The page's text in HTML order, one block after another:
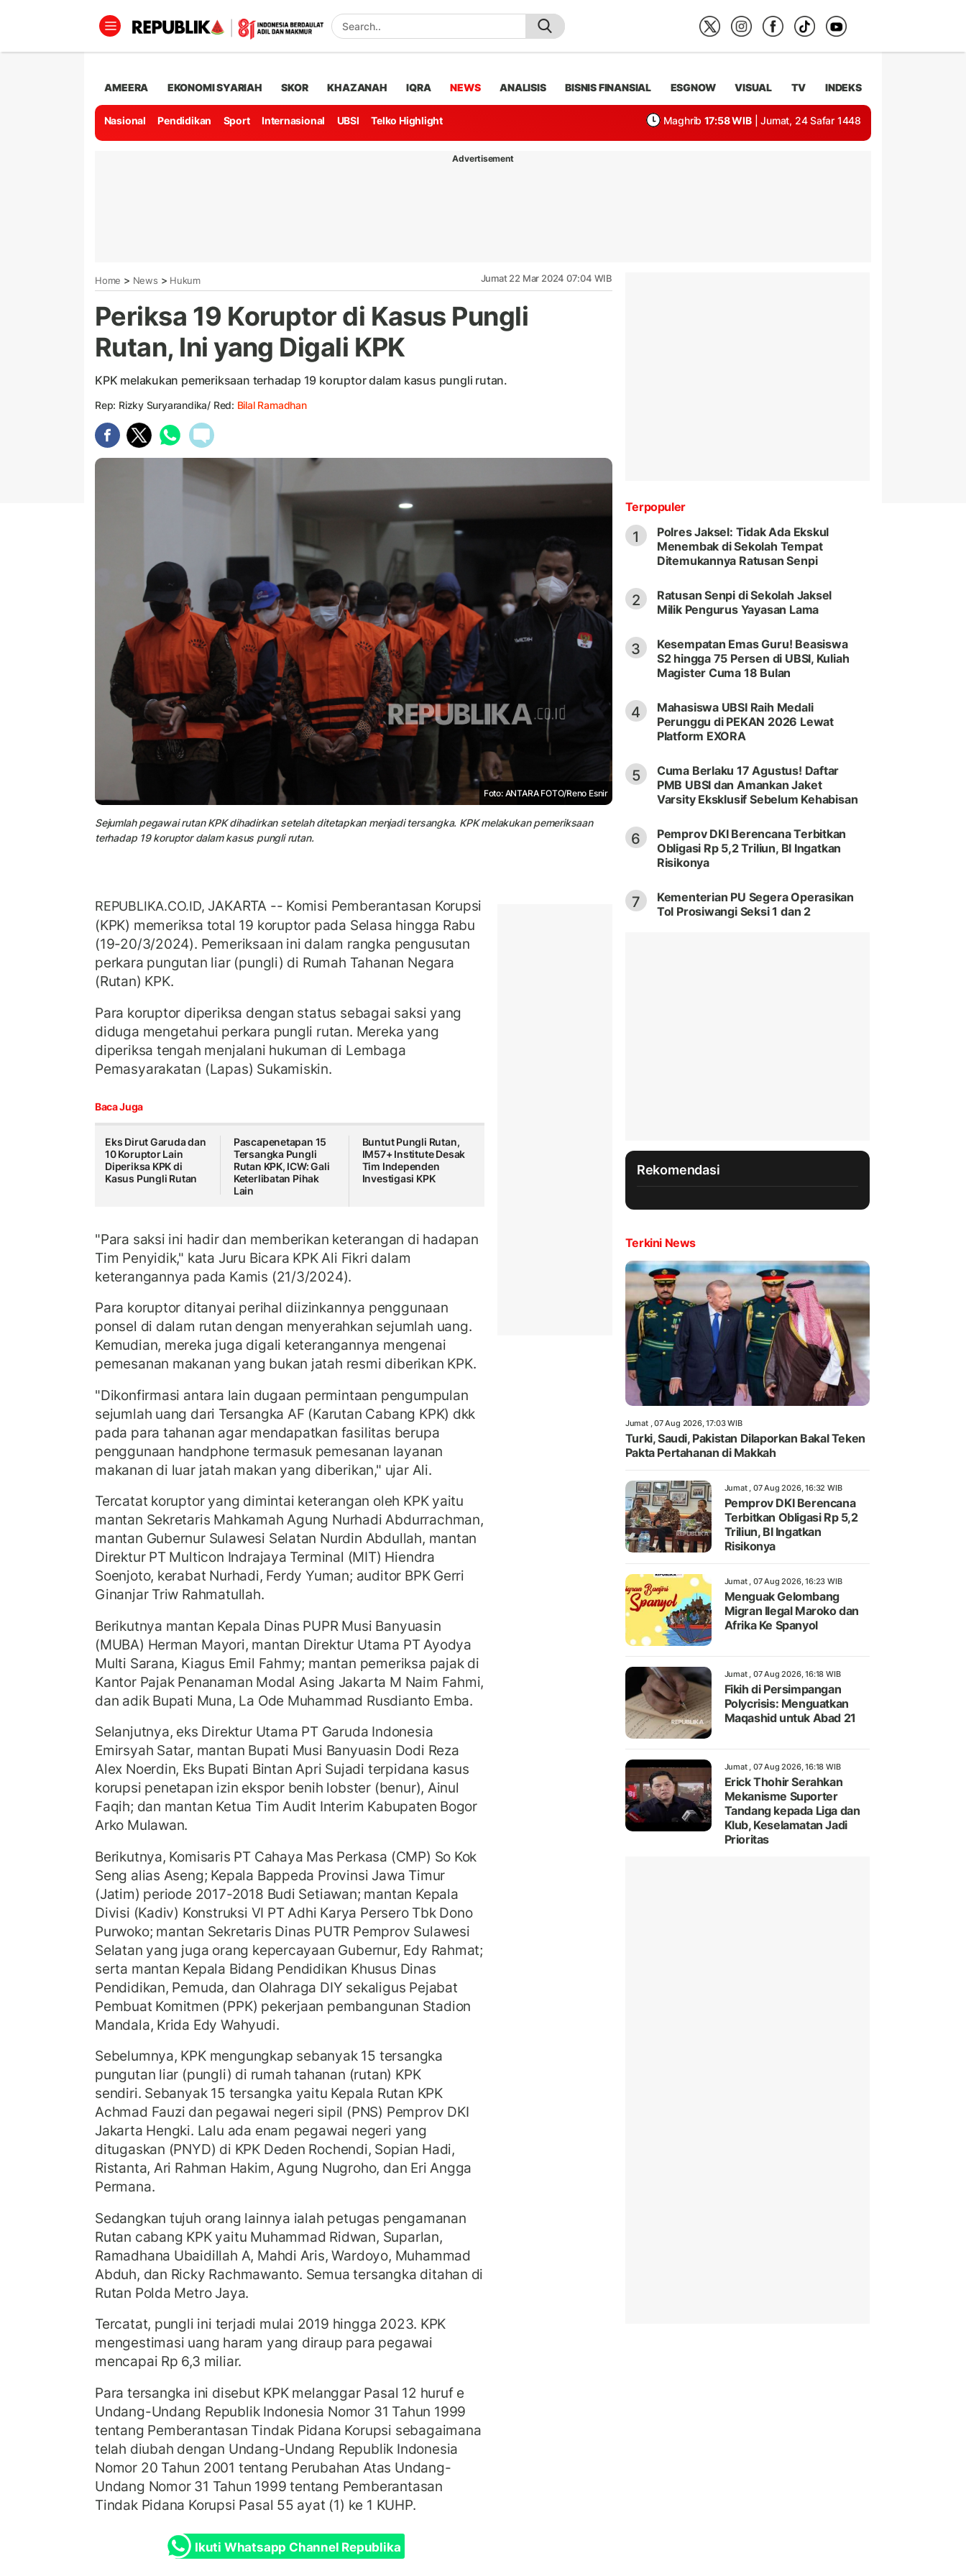
AMEERA EKONOMI SYARIAH SKOR KHAZANAH IQRA NEWS ANALISIS BISNIS FINANSIAL ESGNOW VISUAL TV INDEKS
Nasional Pendidikan Sport Internasional UBSI Telko Highlight Maghrib 17:58 WIB | Jumat, 24 Safar 1448
Advertisement
Home > News > Hukum Jumat 22 Mar 2024 07:04 WIB
Periksa 19 Koruptor di Kasus Pungli
Rutan, Ini yang Digali KPK
KPK melakukan pemeriksaan terhadap 19 koruptor dalam kasus pungli rutan.
Rep: Rizky Suryarandika/ Red: Bilal Ramadhan
Foto: ANTARA FOTO/Reno Esnir
Sejumlah pegawai rutan KPK dihadirkan setelah ditetapkan menjadi tersangka. KPK melakukan pemeriksaan
terhadap 19 koruptor dalam kasus pungli rutan.
REPUBLIKA.CO.ID,JAKARTA -- Komisi Pemberantasan Korupsi
(KPK) memeriksa total 19 koruptor pada Selasa hingga Rabu
(19-20/3/2024). Pemeriksaan ini dalam rangka pengusutan
perkara pungutan liar (pungli) di Rumah Tahanan Negara
(Rutan) KPK.
Para koruptor diperiksa dengan status sebagai saksi yang
diduga mengetahui perkara pungli rutan. Mereka yang
diperiksa tengah menjalani hukuman di Lembaga
Pemasyarakatan (Lapas) Sukamiskin.
Baca Juga
Eks Dirut Garuda dan
10 Koruptor Lain
Diperiksa KPK di
Kasus Pungli Rutan
Pascapenetapan 15
Tersangka Pungli
Rutan KPK, ICW: Gali
Keterlibatan Pihak
Lain
Buntut Pungli Rutan,
IM57+ Institute Desak
Tim Independen
Investigasi KPK
"Para saksi ini hadir dan memberikan keterangan di hadapan
Tim Penyidik," kata Juru Bicara KPK Ali Fikri dalam
keterangannya pada Kamis (21/3/2024).
Para koruptor ditanyai perihal diizinkannya penggunaan
ponsel di dalam rutan dengan menyerahkan sejumlah uang.
Kemudian, mereka juga digali keterangannya mengenai
pemesanan makanan yang bukan jatah resmi diberikan KPK.
"Dikonfirmasi antara lain dugaan permintaan pengumpulan
sejumlah uang dari Tersangka AF (Karutan Cabang KPK) dkk
pada para tahanan agar mendapatkan fasilitas berupa
penggunaan handphone termasuk pemesanan layanan
makanan di luar jatah makan yang diberikan," ujar Ali.
Tercatat koruptor yang dimintai keterangan oleh KPK yaitu
mantan Sekretaris Mahkamah Agung Nurhadi Abdurrachman,
mantan Gubernur Sulawesi Selatan Nurdin Abdullah, mantan
Direktur PT Multicon Indrajaya Terminal (MIT) Hiendra
Soenjoto, kerabat Nurhadi, Ferdy Yuman; auditor BPK Gerri
Ginanjar Triw Rahmatullah.
Berikutnya mantan Kepala Dinas PUPR Musi Banyuasin
(MUBA) Herman Mayori, mantan Direktur Utama PT Ayodya
Multi Sarana, Kiagus Emil Fahmy; mantan pemeriksa pajak di
Kantor Pajak Penanaman Modal Asing Jakarta M Naim Fahmi,
dan adik Bupati Muna, La Ode Muhammad Rusdianto Emba.
Selanjutnya, eks Direktur Utama PT Garuda Indonesia
Emirsyah Satar, mantan Bupati Musi Banyuasin Dodi Reza
Alex Noerdin, Eks Bupati Bintan Apri Sujadi terpidana kasus
korupsi penetapan izin ekspor benih lobster (benur), Ainul
Faqih; dan mantan Ketua Tim Audit Interim Kabupaten Bogor
Arko Mulawan.
Berikutnya, Komisaris PT Cahaya Mas Perkasa (CMP) So Kok
Seng alias Aseng; Kepala Bappeda Provinsi Jawa Timur
(Jatim) periode 2017-2018 Budi Setiawan; mantan Kepala
Divisi (Kadiv) Konstruksi VI PT Adhi Karya Persero Tbk Dono
Purwoko; mantan Sekretaris Dinas PUTR Pemprov Sulawesi
Selatan yang juga orang kepercayaan Gubernur, Edy Rahmat;
serta mantan Kepala Bidang Pendidikan Khusus Dinas
Pendidikan, Pemuda, dan Olahraga DIY sekaligus Pejabat
Pembuat Komitmen (PPK) pekerjaan pembangunan Stadion
Mandala, Krida Edy Wahyudi.
Sebelumnya, KPK mengungkap sebanyak 15 tersangka
pungutan liar (pungli) di rumah tahanan (rutan) KPK
sendiri. Sebanyak 15 tersangka yaitu Kepala Rutan KPK
Achmad Fauzi dan pegawai negeri sipil (PNS) Pemprov DKI
Jakarta Hengki. Lalu ada enam pegawai negeri yang
ditugaskan (PNYD) di KPK Deden Rochendi, Sopian Hadi,
Ristanta, Ari Rahman Hakim, Agung Nugroho, dan Eri Angga
Permana.
Sedangkan tujuh orang lainnya ialah petugas pengamanan
Rutan cabang KPK yaitu Muhammad Ridwan, Suparlan,
Ramadhana Ubaidillah A, Mahdi Aris, Wardoyo, Muhammad
Abduh, dan Ricky Rachmawanto. Semua tersangka ditahan di
Rutan Polda Metro Jaya.
Tercatat, pungli ini terjadi mulai 2019 hingga 2023. KPK
mengestimasi uang haram yang diraup para pegawai
mencapai Rp 6,3 miliar.
Para tersangka ini disebut KPK melanggar Pasal 12 huruf e
Undang-Undang Republik Indonesia Nomor 31 Tahun 1999
tentang Pemberantasan Tindak Pidana Korupsi sebagaimana
telah diubah dengan Undang-Undang Republik Indonesia
Nomor 20 Tahun 2001 tentang Perubahan Atas Undang-
Undang Nomor 31 Tahun 1999 tentang Pemberantasan
Tindak Pidana Korupsi Pasal 55 ayat (1) ke 1 KUHP.
Ikuti Whatsapp Channel Republika
Terpopuler
1
Polres Jaksel: Tidak Ada Ekskul
Menembak di Sekolah Tempat
Ditemukannya Ratusan Senpi
2
Ratusan Senpi di Sekolah Jaksel
Milik Pengurus Yayasan Lama
3
Kesempatan Emas Guru! Beasiswa
S2 hingga 75 Persen di UBSI, Kuliah
Magister Cuma 18 Bulan
4
Mahasiswa UBSI Raih Medali
Perunggu di PEKAN 2026 Lewat
Platform EXORA
5
Cuma Berlaku 17 Agustus! Daftar
PMB UBSI dan Amankan Jaket
Varsity Eksklusif Sebelum Kehabisan
6
Pemprov DKI Berencana Terbitkan
Obligasi Rp 5,2 Triliun, BI Ingatkan
Risikonya
7
Kementerian PU Segera Operasikan
Tol Prosiwangi Seksi 1 dan 2
Rekomendasi
Terkini News
Jumat , 07 Aug 2026, 17:03 WIB
Turki, Saudi, Pakistan Dilaporkan Bakal Teken
Pakta Pertahanan di Makkah
Jumat , 07 Aug 2026, 16:32 WIB
Pemprov DKI Berencana
Terbitkan Obligasi Rp 5,2
Triliun, BI Ingatkan
Risikonya
Jumat , 07 Aug 2026, 16:23 WIB
Menguak Gelombang
Migran Ilegal Maroko dan
Afrika Ke Spanyol
Jumat , 07 Aug 2026, 16:18 WIB
Fikih di Persimpangan
Polycrisis: Menguatkan
Maqashid untuk Abad 21
Jumat , 07 Aug 2026, 16:18 WIB
Erick Thohir Serahkan
Mekanisme Suporter
Tandang kepada Liga dan
Klub, Keselamatan Jadi
Prioritas